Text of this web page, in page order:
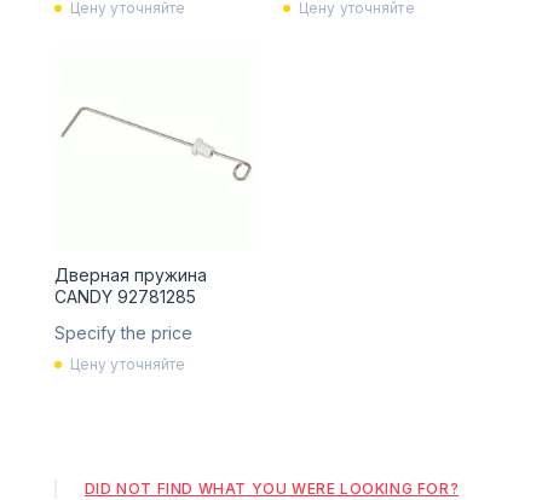
Цену уточняйте Цену уточняйте
Дверная пружина
CANDY 92781285
Specify the price
Цену уточняйте
DID NOT FIND WHAT YOU WERE LOOKING FOR?